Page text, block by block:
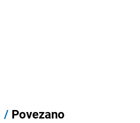
/ Povezano